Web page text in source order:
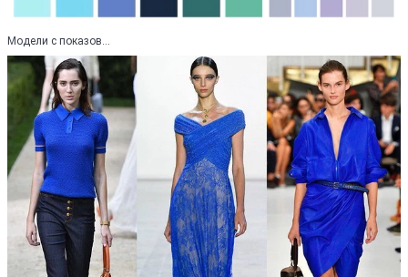
Модели с показов...